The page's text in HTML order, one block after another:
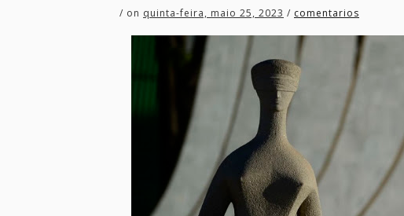
/ on quinta-feira, maio 25, 2023 / comentarios